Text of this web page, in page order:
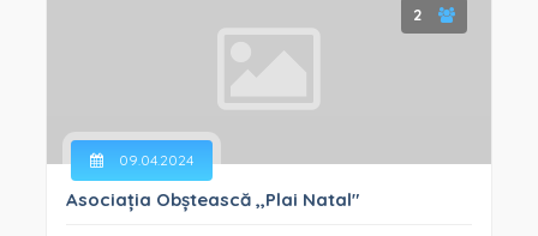
2
09.04.2024
Asociația Obștească ,,Plai Natal"